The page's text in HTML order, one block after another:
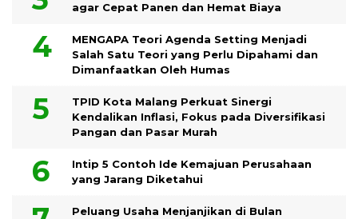
agar Cepat Panen dan Hemat Biaya
MENGAPA Teori Agenda Setting Menjadi
Salah Satu Teori yang Perlu Dipahami dan
Dimanfaatkan Oleh Humas
TPID Kota Malang Perkuat Sinergi
Kendalikan Inflasi, Fokus pada Diversifikasi
Pangan dan Pasar Murah
Intip 5 Contoh Ide Kemajuan Perusahaan
yang Jarang Diketahui
Peluang Usaha Menjanjikan di Bulan